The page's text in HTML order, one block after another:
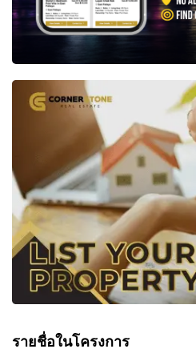
รายชื่อในโครงการ